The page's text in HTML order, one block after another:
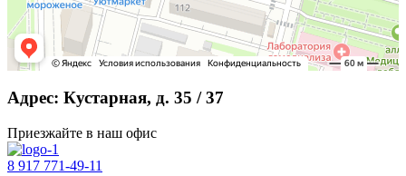
Адрес: Кустарная, д. 35 / 37
Приезжайте в наш офис
8 917 771-49-11